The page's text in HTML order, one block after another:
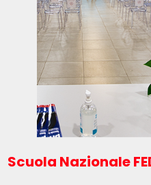
Scuola Nazionale